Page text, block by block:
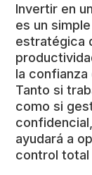
Invertir en
es un
estratégica
la
Tanto si
como si
ayudará a
control